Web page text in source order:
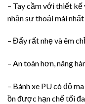
– Tay cầm với thiết
nhận sự thoải mái
– Đẩy rất nhẹ và êm
– An toàn hơn, nâng
– Bánh xe PU có độ
ồn được hạn chế tối